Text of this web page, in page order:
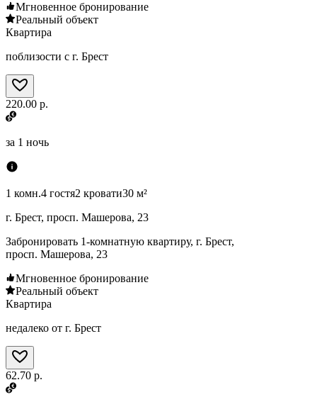
Мгновенное бронирование
Реальный объект
Квартира
поблизости с г. Брест
220.00 р.
за 1 ночь
1 комн.4 гостя2 кровати30 м²
г. Брест, просп. Машерова, 23
Забронировать 1-комнатную квартиру, г. Брест,
просп. Машерова, 23
Мгновенное бронирование
Реальный объект
Квартира
недалеко от г. Брест
62.70 р.